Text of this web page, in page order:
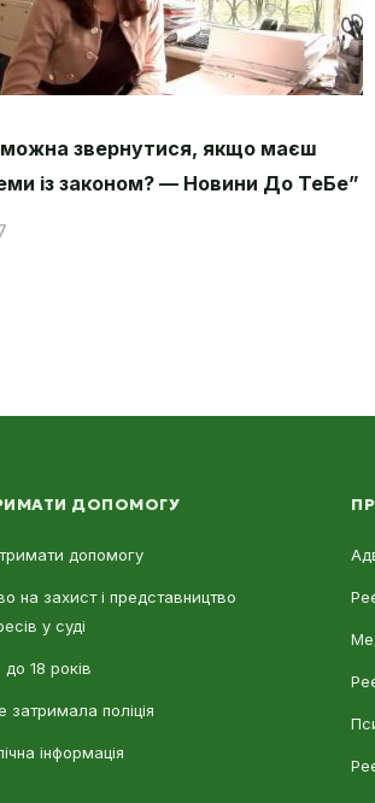
звернутися, якщо маєш
із законом? — Новини До ТеБе”
ДОПОМОГУ
допомогу
на захист і представництво
у суді
до 18 років
затримала поліція
інформація